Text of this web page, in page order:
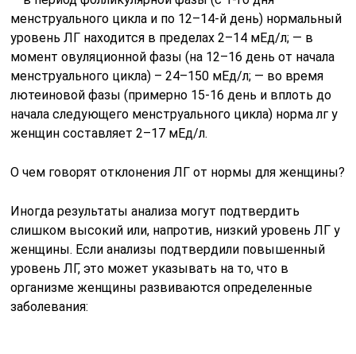
женщины. Если анализы подтвердили повышенный
уровень ЛГ, это может указывать на то, что в
организме женщины развиваются определенные
заболевания: